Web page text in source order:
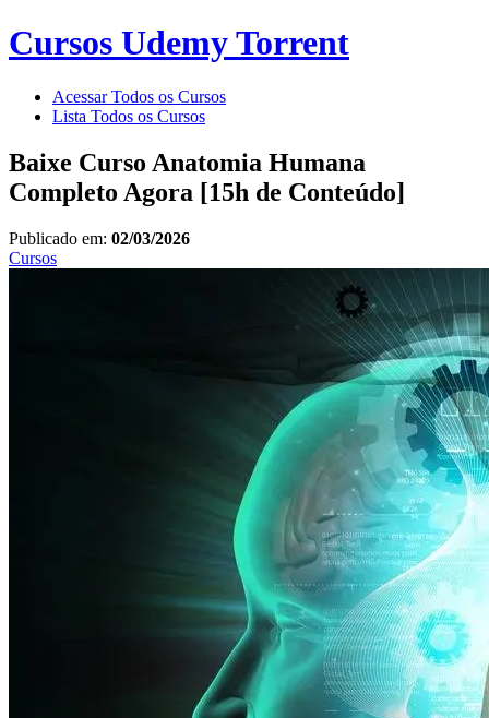
Cursos Udemy Torrent
Acessar Todos os Cursos
Lista Todos os Cursos
Baixe Curso Anatomia Humana
Completo Agora [15h de Conteúdo]
Publicado em: 02/03/2026
Cursos